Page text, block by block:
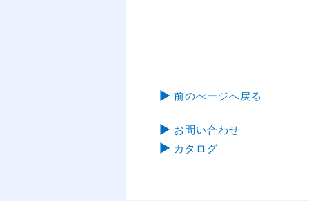
前のぺージへ戻る
お問い合わせ
カタログ